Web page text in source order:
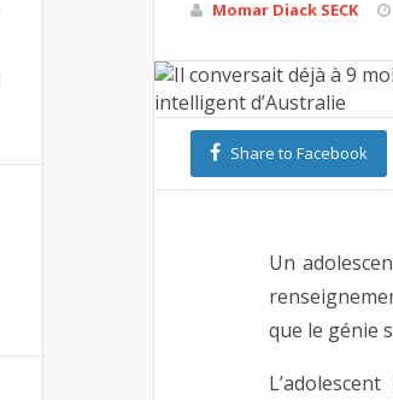
Momar Diack SECK
Share to Facebook
Un
que le génie